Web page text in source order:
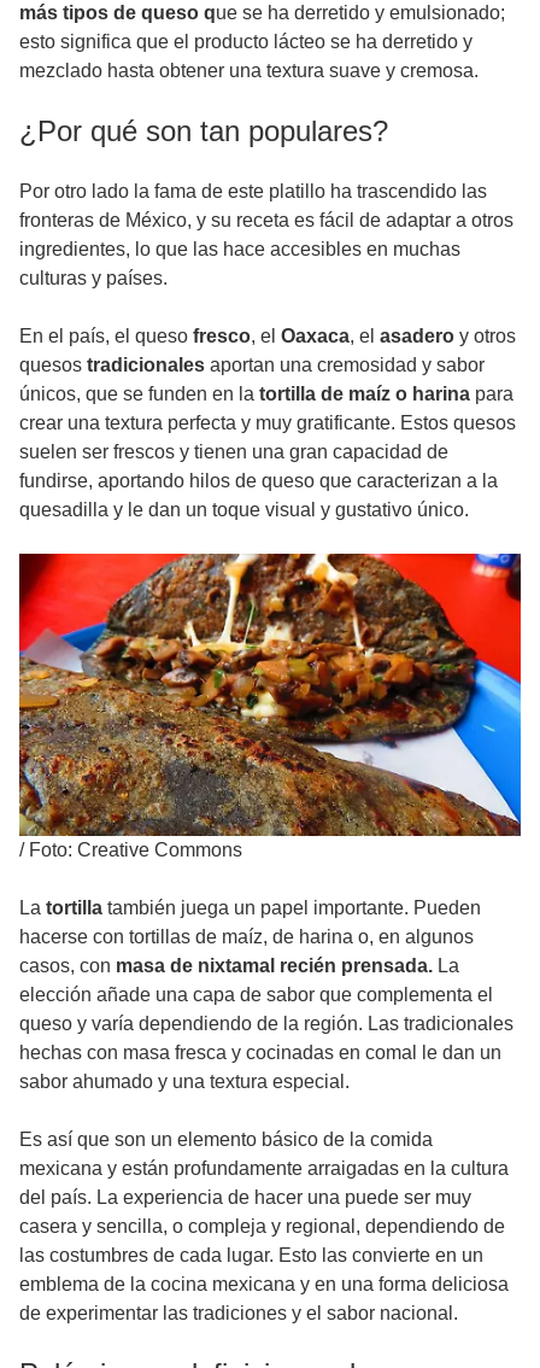
más tipos de queso que se ha derretido y emulsionado;
esto significa que el producto lácteo se ha derretido y
mezclado hasta obtener una textura suave y cremosa.
¿Por qué son tan populares?
Por otro lado la fama de este platillo ha trascendido las
fronteras de México, y su receta es fácil de adaptar a otros
ingredientes, lo que las hace accesibles en muchas
culturas y países.
En el país, el queso fresco, el Oaxaca, el asadero y otros
quesos tradicionales aportan una cremosidad y sabor
únicos, que se funden en la tortilla de maíz o harina para
crear una textura perfecta y muy gratificante. Estos quesos
suelen ser frescos y tienen una gran capacidad de
fundirse, aportando hilos de queso que caracterizan a la
quesadilla y le dan un toque visual y gustativo único.
/ Foto: Creative Commons
La tortilla también juega un papel importante. Pueden
hacerse con tortillas de maíz, de harina o, en algunos
casos, con masa de nixtamal recién prensada. La
elección añade una capa de sabor que complementa el
queso y varía dependiendo de la región. Las tradicionales
hechas con masa fresca y cocinadas en comal le dan un
sabor ahumado y una textura especial.
Es así que son un elemento básico de la comida
mexicana y están profundamente arraigadas en la cultura
del país. La experiencia de hacer una puede ser muy
casera y sencilla, o compleja y regional, dependiendo de
las costumbres de cada lugar. Esto las convierte en un
emblema de la cocina mexicana y en una forma deliciosa
de experimentar las tradiciones y el sabor nacional.